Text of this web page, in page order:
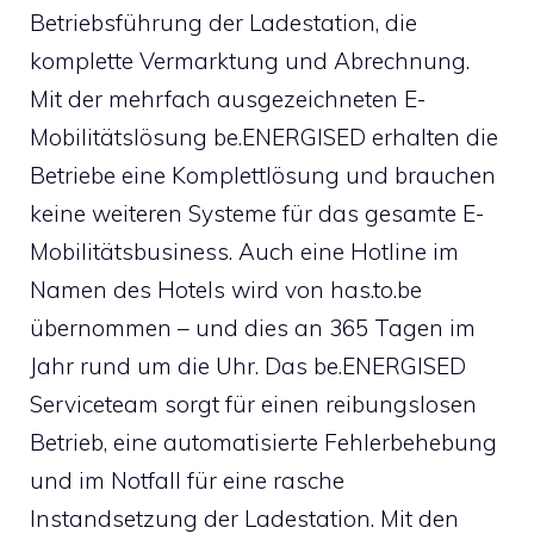
Betriebsführung der Ladestation, die
komplette Vermarktung und Abrechnung.
Mit der mehrfach ausgezeichneten E-
Mobilitätslösung be.ENERGISED erhalten die
Betriebe eine Komplettlösung und brauchen
keine weiteren Systeme für das gesamte E-
Mobilitätsbusiness. Auch eine Hotline im
Namen des Hotels wird von has.to.be
übernommen – und dies an 365 Tagen im
Jahr rund um die Uhr. Das be.ENERGISED
Serviceteam sorgt für einen reibungslosen
Betrieb, eine automatisierte Fehlerbehebung
und im Notfall für eine rasche
Instandsetzung der Ladestation. Mit den